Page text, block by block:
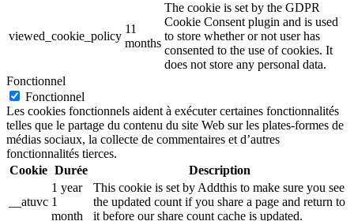
viewed_cookie_policy
11
months
The cookie is set by the GDPR
Cookie Consent plugin and is used
to store whether or not user has
consented to the use of cookies. It
does not store any personal data.
Fonctionnel
Fonctionnel
Les cookies fonctionnels aident à exécuter certaines fonctionnalités
telles que le partage du contenu du site Web sur les plates-formes de
médias sociaux, la collecte de commentaires et d’autres
fonctionnalités tierces.
Cookie Durée Description
__atuvc
1 year
1
month
This cookie is set by Addthis to make sure you see
the updated count if you share a page and return to
it before our share count cache is updated.